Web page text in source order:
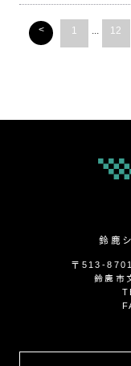
< 1 ... 12
鈴鹿
〒513-
鈴鹿市